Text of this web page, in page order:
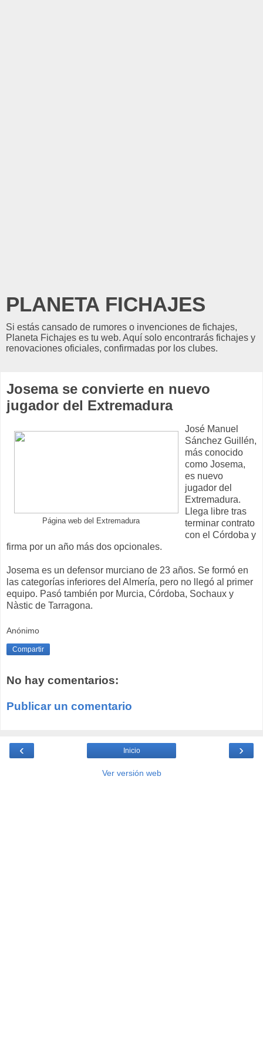
PLANETA FICHAJES
Si estás cansado de rumores o invenciones de fichajes,
Planeta Fichajes es tu web. Aquí solo encontrarás fichajes y
renovaciones oficiales, confirmadas por los clubes.
Josema se convierte en nuevo
jugador del Extremadura
Página web del Extremadura
José Manuel
Sánchez Guillén,
más conocido
como Josema,
es nuevo
jugador del
Extremadura.
Llega libre tras
terminar contrato
con el Córdoba y
firma por un año más dos opcionales.
Josema es un defensor murciano de 23 años. Se formó en
las categorías inferiores del Almería, pero no llegó al primer
equipo. Pasó también por Murcia, Córdoba, Sochaux y
Nàstic de Tarragona.
Anónimo
Compartir
No hay comentarios:
Publicar un comentario
‹ ›
Inicio
Ver versión web